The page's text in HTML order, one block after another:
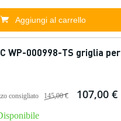
Aggiungi al carrello
WP-000998-TS griglia
consigliato 145,00 € 107,00 €